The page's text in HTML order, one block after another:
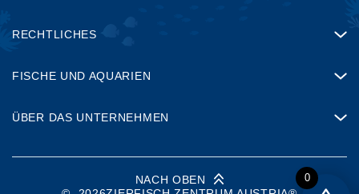
RECHTLICHES
FISCHE UND AQUARIEN
ÜBER DAS UNTERNEHMEN
NACH OBEN 0